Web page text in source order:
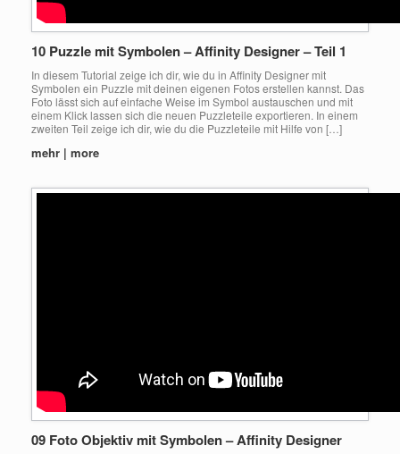
10 Puzzle mit Symbolen – Affinity Designer – Teil 1
In diesem Tutorial zeige ich dir, wie du in Affinity Designer mit
Symbolen ein Puzzle mit deinen eigenen Fotos erstellen kannst. Das
Foto lässt sich auf einfache Weise im Symbol austauschen und mit
einem Klick lassen sich die neuen Puzzleteile exportieren. In einem
zweiten Teil zeige ich dir, wie du die Puzzleteile mit Hilfe von […]
mehr | more
09 Foto Objektiv mit Symbolen – Affinity Designer